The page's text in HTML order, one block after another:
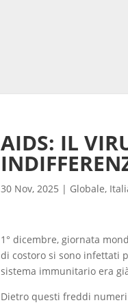
AIDS: IL
30 Nov, 2025 | Globale,
1° dicembre, giornata
di costoro si sono infettati
sistema immunitario era
Dietro questi freddi